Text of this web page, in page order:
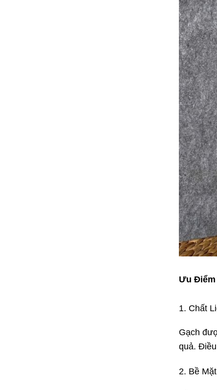
Ưu Điểm
1. Chất
Gạch
quả.
2. Bề